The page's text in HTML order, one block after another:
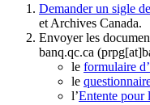
Demander un sigle
et Archives Canada.
Envoyer les
banq.qc.ca
le formulaire
le
l’Entente pour